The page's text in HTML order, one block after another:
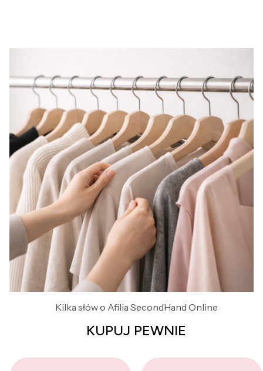
Kilka słów o Afilia SecondHand Online
KUPUJ PEWNIE